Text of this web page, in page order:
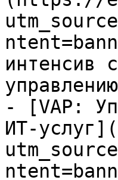
интенсив
- [VAP:
ИТ-